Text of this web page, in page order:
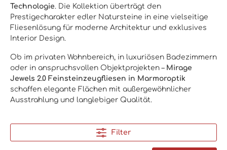
Technologie. Die Kollektion überträgt den
Prestigecharakter edler Natursteine in eine vielseitige
Fliesenlösung für moderne Architektur und exklusives
Interior Design.
Ob im privaten Wohnbereich, in luxuriösen Badezimmern
oder in anspruchsvollen Objektprojekten – Mirage
Jewels 2.0 Feinsteinzeugfliesen in Marmoroptik
schaffen elegante Flächen mit außergewöhnlicher
Ausstrahlung und langlebiger Qualität.
Filter